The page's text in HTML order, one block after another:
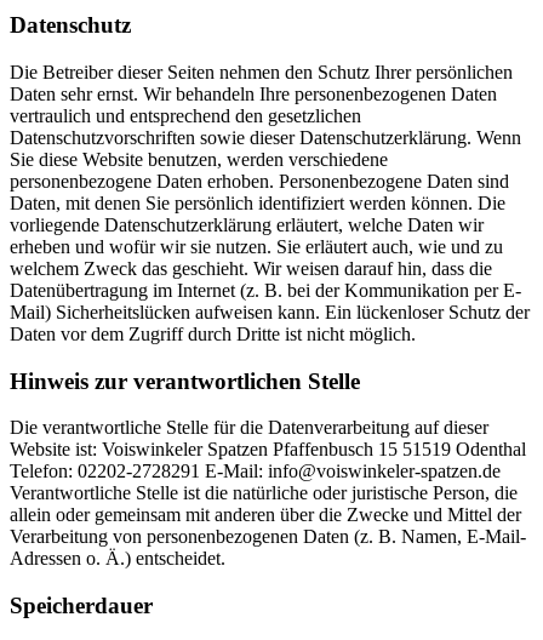
Datenschutz
Die Betreiber dieser Seiten nehmen den Schutz Ihrer persönlichen
Daten sehr ernst. Wir behandeln Ihre personenbezogenen Daten
vertraulich und entsprechend den gesetzlichen
Datenschutzvorschriften sowie dieser Datenschutzerklärung. Wenn
Sie diese Website benutzen, werden verschiedene
personenbezogene Daten erhoben. Personenbezogene Daten sind
Daten, mit denen Sie persönlich identifiziert werden können. Die
vorliegende Datenschutzerklärung erläutert, welche Daten wir
erheben und wofür wir sie nutzen. Sie erläutert auch, wie und zu
welchem Zweck das geschieht. Wir weisen darauf hin, dass die
Datenübertragung im Internet (z. B. bei der Kommunikation per E-
Mail) Sicherheitslücken aufweisen kann. Ein lückenloser Schutz der
Daten vor dem Zugriff durch Dritte ist nicht möglich.
Hinweis zur verantwortlichen Stelle
Die verantwortliche Stelle für die Datenverarbeitung auf dieser
Website ist: Voiswinkeler Spatzen Pfaffenbusch 15 51519 Odenthal
Telefon: 02202-2728291 E-Mail: info@voiswinkeler-spatzen.de
Verantwortliche Stelle ist die natürliche oder juristische Person, die
allein oder gemeinsam mit anderen über die Zwecke und Mittel der
Verarbeitung von personenbezogenen Daten (z. B. Namen, E-Mail-
Adressen o. Ä.) entscheidet.
Speicherdauer